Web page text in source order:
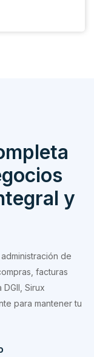
y
de
facturas
Sirux
para mantener tu